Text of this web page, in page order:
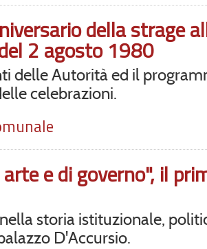
della strage
2 agosto 1980
delle Autorità ed il
celebrazioni.
e di governo", il
storia istituzionale,
D'Accursio.